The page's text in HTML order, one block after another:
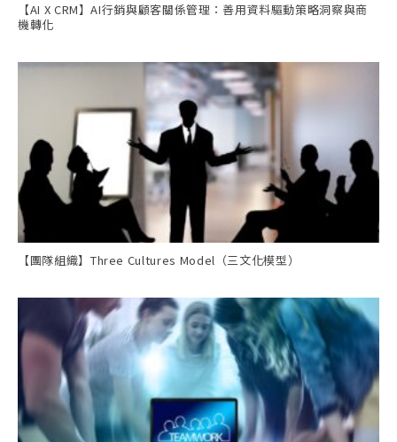
【AI X CRM】AI行銷與顧客關係管理：善用資料驅動策略洞察與商
機轉化
【團隊組織】Three Cultures Model（三文化模型）